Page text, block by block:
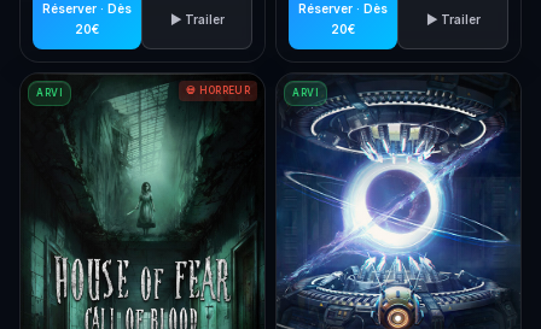
Réserver · Dès
20€
▶ Trailer
Réserver · Dès
20€
▶ Trailer
ARVI 💀 HORREUR ARVI